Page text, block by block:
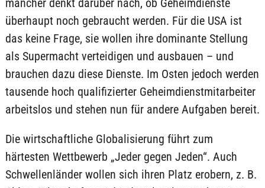
mancher denkt darüber nach, ob Geheimdienste
überhaupt noch gebraucht werden. Für die USA ist
das keine Frage, sie wollen ihre dominante Stellung
als Supermacht verteidigen und ausbauen – und
brauchen dazu diese Dienste. Im Osten jedoch werden
tausende hoch qualifizierter Geheimdienstmitarbeiter
arbeitslos und stehen nun für andere Aufgaben bereit.
Die wirtschaftliche Globalisierung führt zum
härtesten Wettbewerb „Jeder gegen Jeden“. Auch
Schwellenländer wollen sich ihren Platz erobern, z. B.